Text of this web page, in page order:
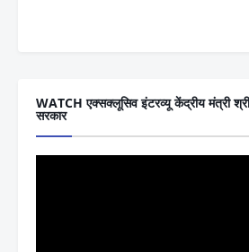
WATCH एक्सक्लूसिव इंटरव्यू केंद्रीय मंत्री
सरकार